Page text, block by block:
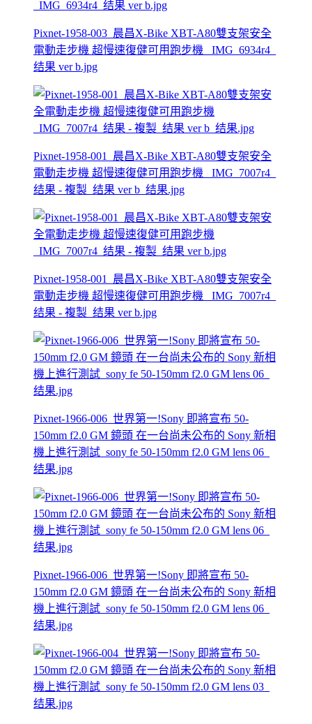
Pixnet-1958-003_晨昌X-Bike XBT-A80雙支架安全
電動走步機 超慢速復健可用跑步機 _IMG_6934r4_
结果 ver b.jpg
Pixnet-1958-001_晨昌X-Bike XBT-A80雙支架安全
電動走步機 超慢速復健可用跑步機 _IMG_7007r4_
结果 - 複製_结果 ver b_结果.jpg
Pixnet-1958-001_晨昌X-Bike XBT-A80雙支架安全
電動走步機 超慢速復健可用跑步機 _IMG_7007r4_
结果 - 複製_结果 ver b.jpg
Pixnet-1966-006_世界第一!Sony 即將宣布 50-
150mm f2.0 GM 鏡頭 在一台尚未公布的 Sony 新相
機上進行測試_sony fe 50-150mm f2.0 GM lens 06_
结果.jpg
Pixnet-1966-006_世界第一!Sony 即將宣布 50-
150mm f2.0 GM 鏡頭 在一台尚未公布的 Sony 新相
機上進行測試_sony fe 50-150mm f2.0 GM lens 06_
结果.jpg